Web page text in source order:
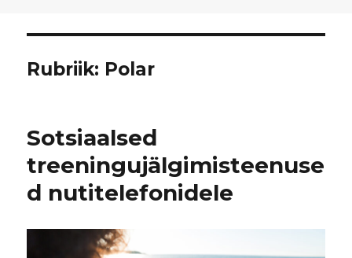
Rubriik: Polar
Sotsiaalsed
treeningujälgimisteenuse
d nutitelefonidele